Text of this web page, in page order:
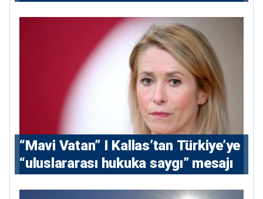
“Mavi Vatan” I Kallas’tan Türkiye’ye
“uluslararası hukuka saygı” mesajı